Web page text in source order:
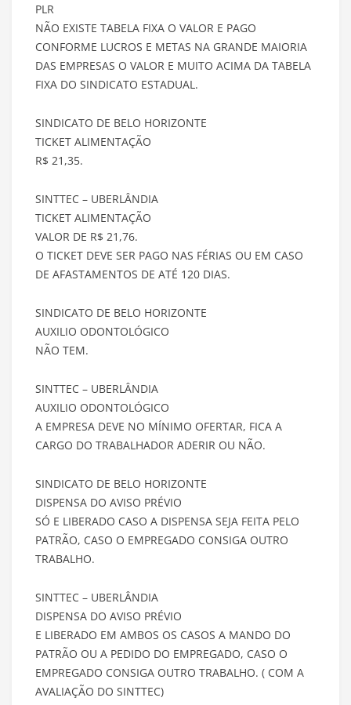
PLR
NÃO EXISTE TABELA FIXA O VALOR E PAGO
CONFORME LUCROS E METAS NA GRANDE MAIORIA
DAS EMPRESAS O VALOR E MUITO ACIMA DA TABELA
FIXA DO SINDICATO ESTADUAL.
SINDICATO DE BELO HORIZONTE
TICKET ALIMENTAÇÃO
R$ 21,35.
SINTTEC – UBERLÂNDIA
TICKET ALIMENTAÇÃO
VALOR DE R$ 21,76.
O TICKET DEVE SER PAGO NAS FÉRIAS OU EM CASO
DE AFASTAMENTOS DE ATÉ 120 DIAS.
SINDICATO DE BELO HORIZONTE
AUXILIO ODONTOLÓGICO
NÃO TEM.
SINTTEC – UBERLÂNDIA
AUXILIO ODONTOLÓGICO
A EMPRESA DEVE NO MÍNIMO OFERTAR, FICA A
CARGO DO TRABALHADOR ADERIR OU NÃO.
SINDICATO DE BELO HORIZONTE
DISPENSA DO AVISO PRÉVIO
SÓ E LIBERADO CASO A DISPENSA SEJA FEITA PELO
PATRÃO, CASO O EMPREGADO CONSIGA OUTRO
TRABALHO.
SINTTEC – UBERLÂNDIA
DISPENSA DO AVISO PRÉVIO
E LIBERADO EM AMBOS OS CASOS A MANDO DO
PATRÃO OU A PEDIDO DO EMPREGADO, CASO O
EMPREGADO CONSIGA OUTRO TRABALHO. ( COM A
AVALIAÇÃO DO SINTTEC)